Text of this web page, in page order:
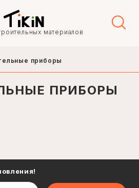
материалов
приборы
ПРИБОРЫ